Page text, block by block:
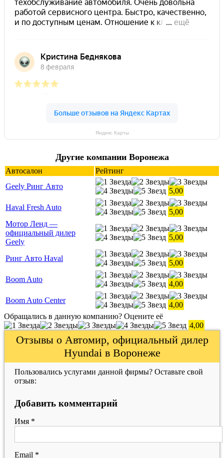
Яндекс Карты
Другие компании Воронежа
Автосалон
Рейтинг
Geely Ринг Авто
5,00
Haval Fresh Auto
5,00
Мотор Ленд —
официальный дилер
Geely
5,00
Ринг Авто Haval
5,00
Boom Auto
4,00
Boom Auto Center
4,00
Обращались в данную компанию? Оцените её
4,00
Отзывы о Автомир, официальный дилер
Hyundai в Воронеже
Пользовались услугами данной фирмы? Оставьте свой
отзыв:
Добавить комментарий
Имя *
Email *